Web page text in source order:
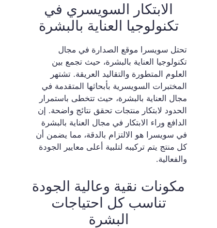
الابتكار السويسري في
تكنولوجيا العناية بالبشرة
تحتل سويسرا موقع الصدارة في مجال
تكنولوجيا العناية بالبشرة، حيث تجمع بين
العلوم المتطورة والتقاليد العريقة. تشتهر
المختبرات السويسرية بأبحاثها المتقدمة في
مجال العناية بالبشرة، حيث تتخطى باستمرار
الحدود لابتكار منتجات تحقق نتائج واضحة. إن
الدافع وراء الابتكار في مجال العناية بالبشرة
في سويسرا هو الالتزام بالدقة، مما يضمن أن
كل منتج يتم تركيبه لتلبية أعلى معايير الجودة
والفعالية.
مكونات نقية وعالية الجودة
تناسب كل احتياجات
البشرة